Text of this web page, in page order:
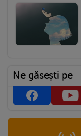
Ne găsești pe